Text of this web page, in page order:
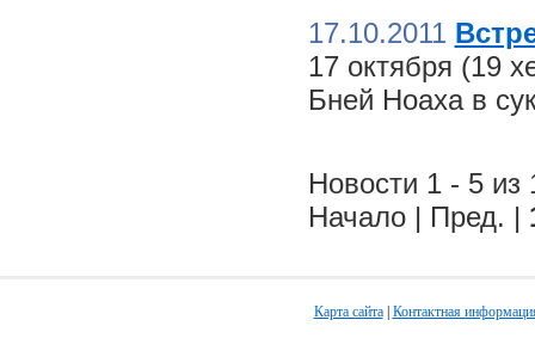
17.10.2011
17 октября (19
Бней Ноаха в
Новости 1 - 5 из
Начало | Пред. |
Карта сайта| Контактная